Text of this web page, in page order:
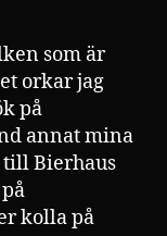
som är
orkar jag
på
annat mina
Bierhaus
kolla på